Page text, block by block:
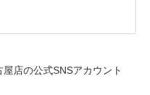
店の公式SNSアカウント